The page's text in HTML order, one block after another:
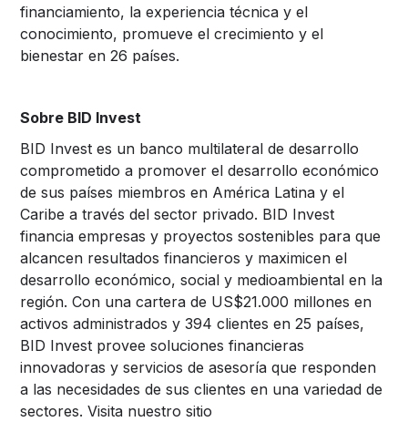
financiamiento, la experiencia técnica y el
conocimiento, promueve el crecimiento y el
bienestar en 26 países.
Sobre BID Invest
BID Invest es un banco multilateral de desarrollo
comprometido a promover el desarrollo económico
de sus países miembros en América Latina y el
Caribe a través del sector privado. BID Invest
financia empresas y proyectos sostenibles para que
alcancen resultados financieros y maximicen el
desarrollo económico, social y medioambiental en la
región. Con una cartera de US$21.000 millones en
activos administrados y 394 clientes en 25 países,
BID Invest provee soluciones financieras
innovadoras y servicios de asesoría que responden
a las necesidades de sus clientes en una variedad de
sectores. Visita nuestro sitio